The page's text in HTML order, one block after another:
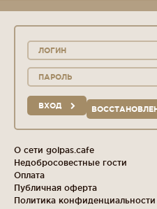
ВХОД
О сети golpas.cafe
Недобросовестные гости
Оплата
Публичная оферта
Политика конфиденциальности